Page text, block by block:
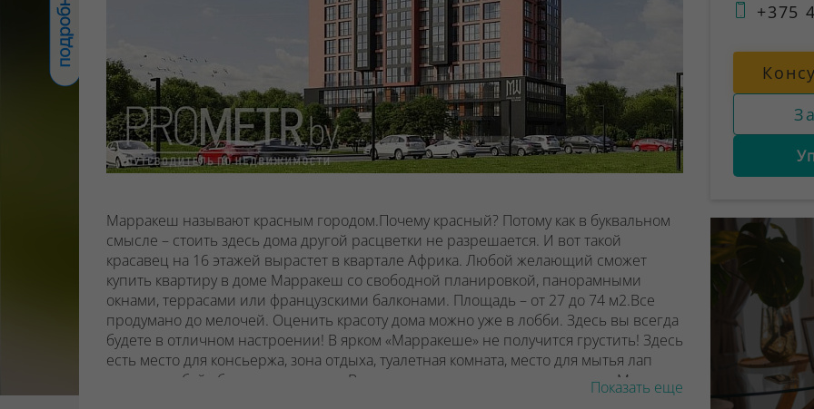
Марракеш называют красным городом.Почему красный? Потому как в буквальном
смысле – стоить здесь дома другой расцветки не разрешается. И вот такой
красавец на 16 этажей вырастет в квартале Африка. Любой желающий сможет
купить квартиру в доме Марракеш со свободной планировкой, панорамными
окнами, террасами или французскими балконами. Площадь – от 27 до 74 м2.Все
продумано до мелочей. Оценить красоту дома можно уже в лобби. Здесь вы всегда
будете в отличном настроении! В ярком «Марракеше» не получится грустить! Здесь
есть место для консьержа, зона отдыха, туалетная комната, место для мытья лап
животных, байк-бокс и колясочная. Возле дома – велосипедные парковки. Машины
Показать еще
+375